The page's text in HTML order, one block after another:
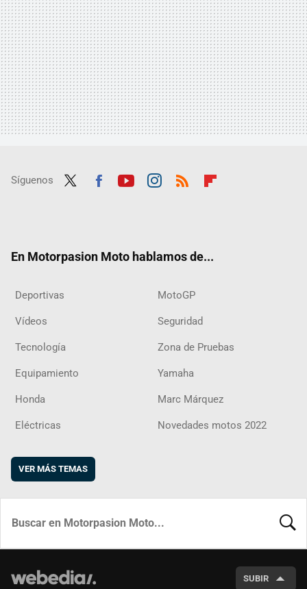
Síguenos
En Motorpasion Moto hablamos de...
Deportivas MotoGP
Vídeos Seguridad
Tecnología Zona de Pruebas
Equipamiento Yamaha
Honda Marc Márquez
Eléctricas Novedades motos 2022
VER MÁS TEMAS
SUBIR